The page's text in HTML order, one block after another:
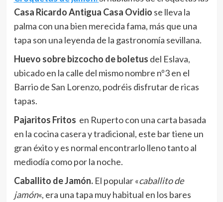
Casa Ricardo Antigua Casa Ovidio se lleva la
palma con una bien merecida fama, más que una
tapa son una leyenda de la gastronomía sevillana.
Huevo sobre bizcocho de boletus del Eslava,
ubicado en la calle del mismo nombre nº3 en el
Barrio de San Lorenzo, podréis disfrutar de ricas
tapas.
Pajaritos Fritos en Ruperto con una carta basada
en la cocina casera y tradicional, este bar tiene un
gran éxito y es normal encontrarlo lleno tanto al
mediodía como por la noche.
Caballito de Jamón. El popular «caballito de
jamón«, era una tapa muy habitual en los bares